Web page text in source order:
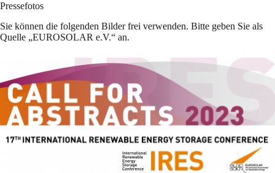
Pressefotos
Sie können die folgenden Bilder frei verwenden. Bitte geben Sie als
Quelle „EUROSOLAR e.V.“ an.